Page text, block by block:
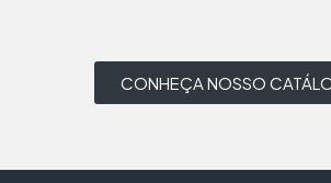
CONHEÇA NOSSO